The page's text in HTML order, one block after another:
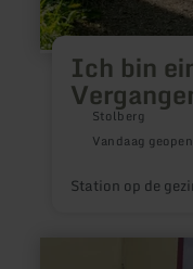
Ich bin
Stolberg
Vandaag
Station op de